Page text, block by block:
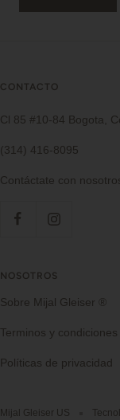
CONTACTO
Cl 85 #10-84 Bogota,
(314) 416-8095
Contáctate con
NOSOTROS
Sobre Mijal Gleiser ®
Terminos y condiciones
Políticas de privacidad
Mijal Gleiser US